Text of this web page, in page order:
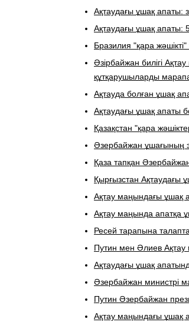
Ақтаудағы ұшақ апаты:
Ақтаудағы ұшақ апаты:
Бразилия "қара
Әзірбайжан билігі
құтқарушыларды
Ақтауда болған ұшақ
Ақтаудағы ұшақ апаты
Қазақстан "қара
Әзербайжан ұшағының
Қаза тапқан
Қырғызстан Ақтаудағы
Ақтау маңындағы ұшақ
Ақтау маңында апатқа
​Ресей тарапына
Путин мен Әлиев
Ақтаудағы ұшақ
Әзербайжан министрі
Путин Әзербайжан
Ақтау маңындағы ұшақ